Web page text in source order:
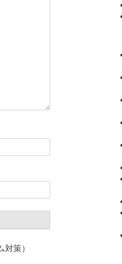
策）